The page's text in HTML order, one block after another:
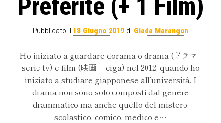
Preferite (+ 1 Film)
Pubblicato il 18 Giugno 2019 di Giada Marangon
Ho iniziato a guardare dorama o drama (ドラマ=
serie tv) e film (映画 = eiga) nel 2012, quando ho
iniziato a studiare giapponese all’università. I
drama non sono solo composti dal genere
drammatico ma anche quello del mistero,
scolastico, comico, medico e…